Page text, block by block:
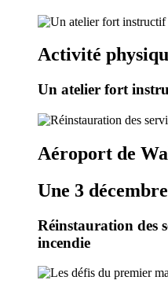
Activité
Un atelier fort
Aéroport de
Une 3
Réinstauration des
incendie